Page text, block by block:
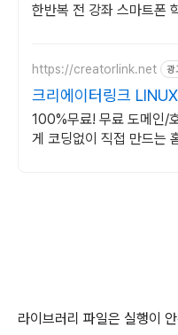
한반복 전 강좌 스마트폰
https://creatorlink.net 광
크리에이터링크
드는 홈페이지
100%무료! 무료 도메인/
게 코딩없이 직접 만드는
라이브러리 파일은 실행이